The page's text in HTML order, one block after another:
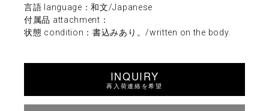
言語 language：和文/Japanese
付属品 attachment：
状態 condition：書込みあり。/written on the body.
INQUIRY
再入荷連絡を希望